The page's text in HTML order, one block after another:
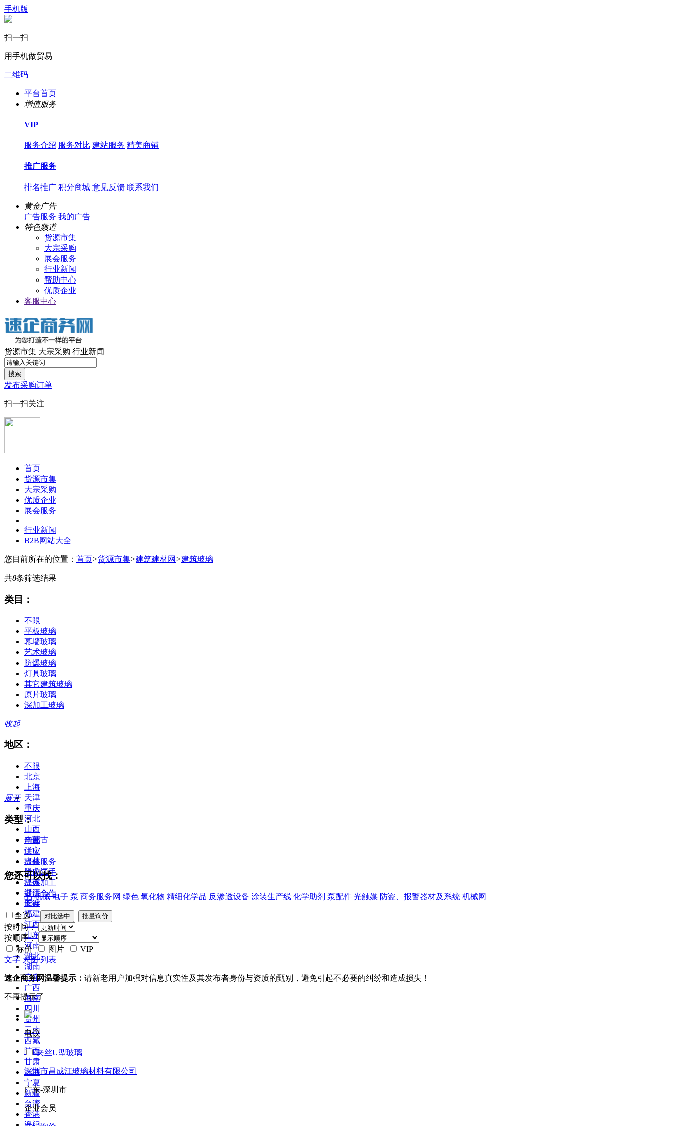
手机版
扫一扫
用手机做贸易
二维码
平台首页
增值服务
VIP
服务介绍 服务对比 建站服务 精美商铺
推广服务
排名推广 积分商城 意见反馈 联系我们
黄金广告
广告服务 我的广告
特色频道
货源市集 |
大宗采购 |
展会服务 |
行业新闻 |
帮助中心 |
优质企业
客服中心
货源市集 大宗采购 行业新闻
搜索
发布采购订单
扫一扫关注
首页
货源市集
大宗采购
优质企业
展会服务
行业新闻
B2B网站大全
您目前所在的位置： 首页>货源市集>建筑建材网 >建筑玻璃
共8条筛选结果
类目：
不限
平板玻璃
幕墙玻璃
艺术玻璃
防爆玻璃
灯具玻璃
其它建筑玻璃
原片玻璃
深加工玻璃
收起
地区：
不限
北京
上海
天津
重庆
河北
山西
内蒙古
辽宁
吉林
黑龙江
江苏
浙江
安徽
福建
江西
山东
河南
湖北
湖南
广东
广西
海南
四川
贵州
云南
西藏
陕西
甘肃
青海
宁夏
新疆
台湾
香港
展开
类型：
全部
供应
提供服务
供应二手
提供加工
提供合作
库存
您还可以找：
品 机械 电子 泵 商务服务网 绿色 氧化物 精细化学品 反渗透设备 涂装生产线 化学助剂 泵配件 光触媒 防盗、报警器材及系统 机械网
全选
按时间：
按顺序：
标价
图片
VIP
文字 大图 列表
速企商务网温馨提示： 请新老用户加强对信息真实性及其发布者身份与资质的甄别，避免引起不必要的纠纷和造成损失！
不再提示了
电议
夹丝U型玻璃
深圳市昌成江玻璃材料有限公司
广东-深圳市
企业会员